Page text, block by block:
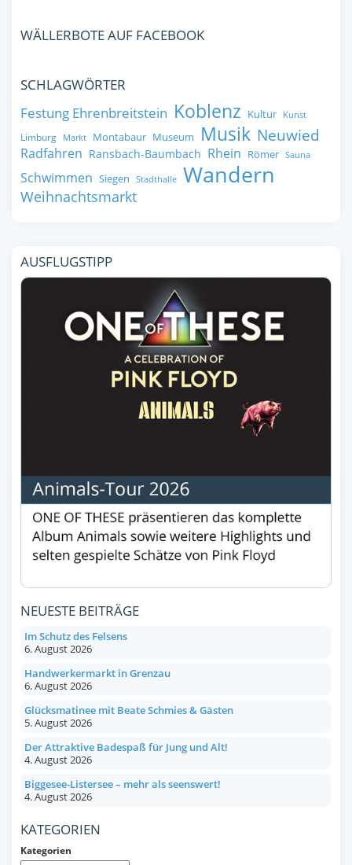
WÄLLERBOTE AUF FACEBOOK
SCHLAGWÖRTER
Festung Ehrenbreitstein Koblenz Kultur Kunst
Limburg Markt Montabaur Museum Musik Neuwied
Radfahren Ransbach-Baumbach Rhein Römer Sauna
Schwimmen Siegen Stadthalle Wandern
Weihnachtsmarkt
AUSFLUGSTIPP
NEUESTE BEITRÄGE
Im Schutz des Felsens
6. August 2026
Handwerkermarkt in Grenzau
6. August 2026
Glücksmatinee mit Beate Schmies & Gästen
5. August 2026
Der Attraktive Badespaß für Jung und Alt!
4. August 2026
Biggesee-Listersee – mehr als seenswert!
4. August 2026
KATEGORIEN
Kategorien